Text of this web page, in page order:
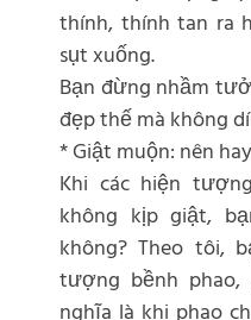
thính, thính tan ra
sụt xuống.
Bạn đừng nhầm
đẹp thế mà không
* Giật muộn: nên
Khi các hiện
không kịp giật,
không? Theo tôi,
tượng bềnh